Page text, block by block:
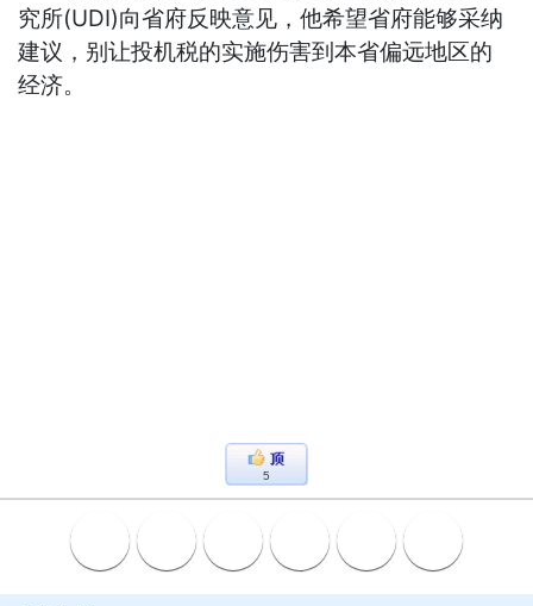
究所(UDI)向省府反映意见，他希望省府能够采纳
建议，别让投机税的实施伤害到本省偏远地区的
经济。
5